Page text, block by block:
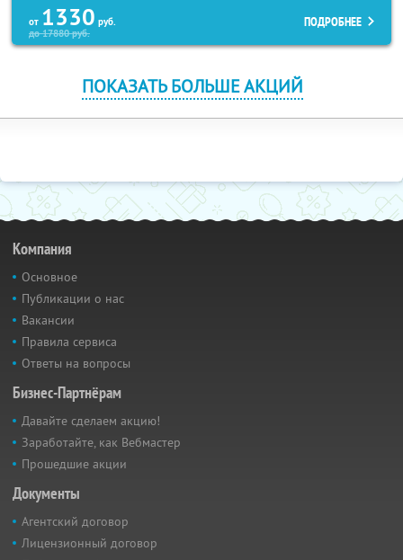
от 1330 руб.
до17880руб.
ПОДРОБНЕЕ
ПОКАЗАТЬ БОЛЬШЕ АКЦИЙ
Компания
Основное
Публикации о нас
Вакансии
Правила сервиса
Ответы на вопросы
Бизнес-Партнёрам
Давайте сделаем акцию!
Заработайте, как Вебмастер
Прошедшие акции
Документы
Агентский договор
Лицензионный договор